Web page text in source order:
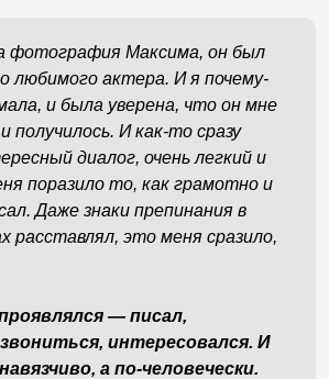
фотография Максима, он был
любимого актера. И я почему-
и была уверена, что он мне
получилось. И как-то сразу
диалог, очень легкий и
поразило то, как грамотно и
Даже знаки препинания в
расставлял, это меня сразило,
— писал,
интересовался. И
а по-человечески.